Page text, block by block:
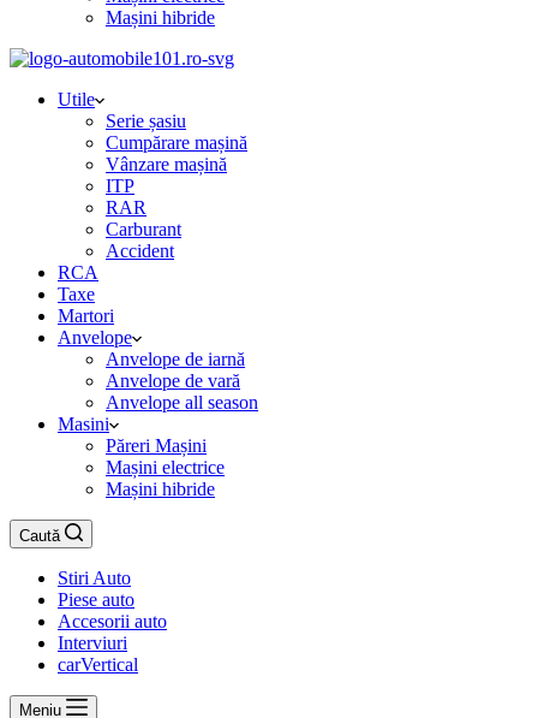
Mașini hibride
Utile
Serie șasiu
Cumpărare mașină
Vânzare mașină
ITP
RAR
Carburant
Accident
RCA
Taxe
Martori
Anvelope
Anvelope de iarnă
Anvelope de vară
Anvelope all season
Masini
Păreri Mașini
Mașini electrice
Mașini hibride
Caută
Stiri Auto
Piese auto
Accesorii auto
Interviuri
carVertical
Meniu